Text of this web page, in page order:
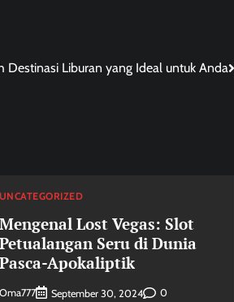
Destinasi Liburan yang Ideal untuk Anda
UNCATEGORIZED
Mengenal Lost Vegas: Slot
Petualangan Seru di Dunia
Pasca-Apokaliptik
Oma777 September 30, 2024 0